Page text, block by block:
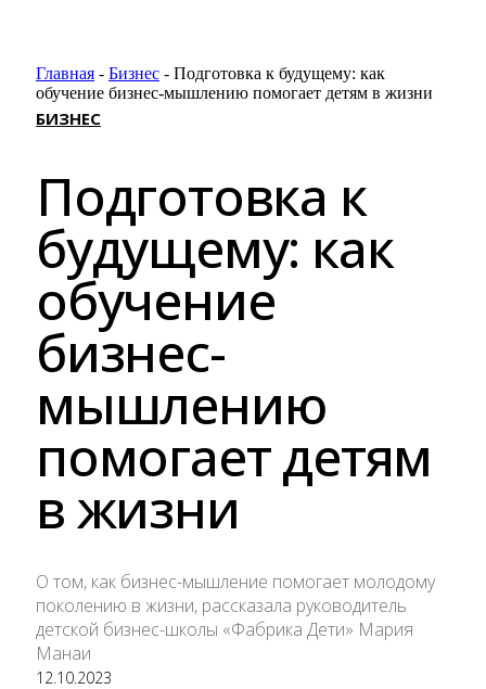
Главная - Бизнес - Подготовка к будущему: как
обучение бизнес-мышлению помогает детям в жизни
БИЗНЕС
Подготовка к
будущему: как
обучение
бизнес-
мышлению
помогает детям
в жизни
О том, как бизнес-мышление помогает молодому
поколению в жизни, рассказала руководитель
детской бизнес-школы «Фабрика Дети» Мария
Манаи
12.10.2023